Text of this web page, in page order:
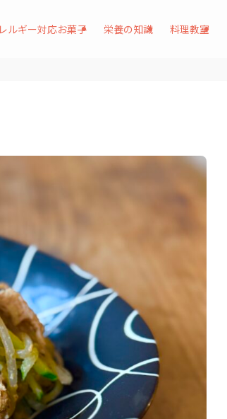
ルギー対応お菓子 栄養の知識 料理教室